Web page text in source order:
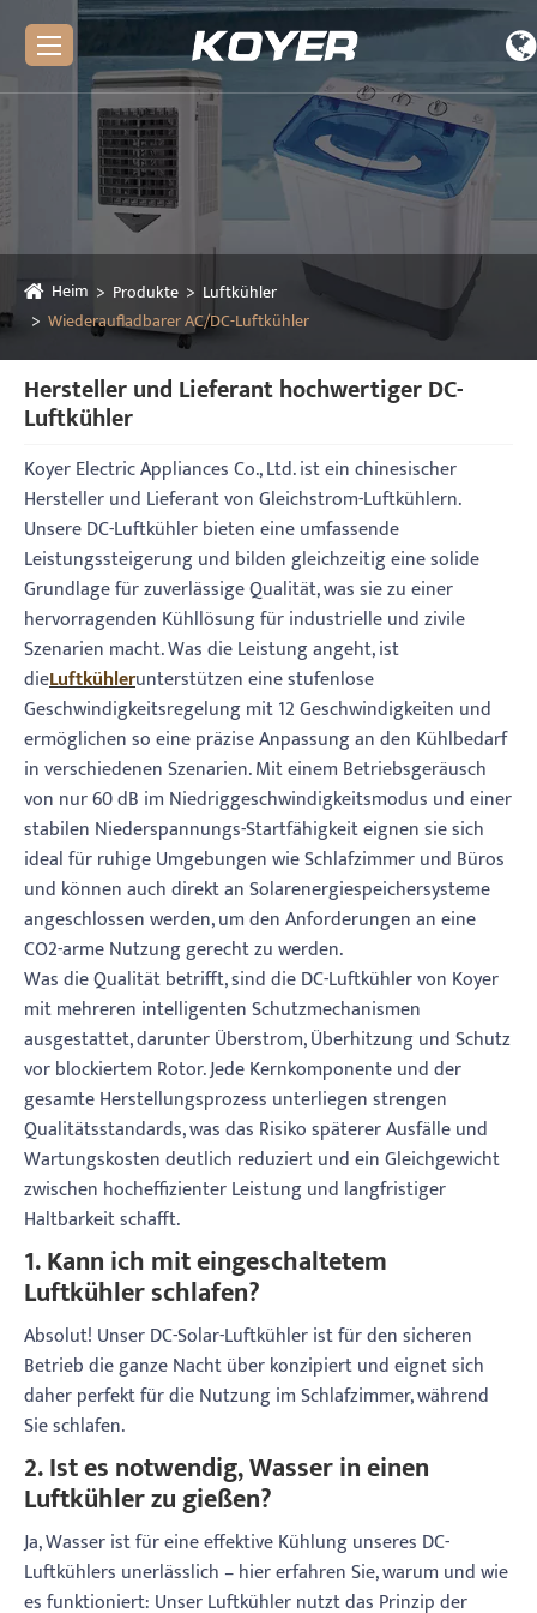
Heim Produkte
Luftkühler
Wiederaufladbarer AC/DC-Luftkühler
Hersteller und Lieferant hochwertiger DC-
Luftkühler
Koyer Electric Appliances Co., Ltd. ist ein chinesischer
Hersteller und Lieferant von Gleichstrom-Luftkühlern.
Unsere DC-Luftkühler bieten eine umfassende
Leistungssteigerung und bilden gleichzeitig eine solide
Grundlage für zuverlässige Qualität, was sie zu einer
hervorragenden Kühllösung für industrielle und zivile
Szenarien macht. Was die Leistung angeht, ist
dieLuftkühlerunterstützen eine stufenlose
Geschwindigkeitsregelung mit 12 Geschwindigkeiten und
ermöglichen so eine präzise Anpassung an den Kühlbedarf
in verschiedenen Szenarien. Mit einem Betriebsgeräusch
von nur 60 dB im Niedriggeschwindigkeitsmodus und einer
stabilen Niederspannungs-Startfähigkeit eignen sie sich
ideal für ruhige Umgebungen wie Schlafzimmer und Büros
und können auch direkt an Solarenergiespeichersysteme
angeschlossen werden, um den Anforderungen an eine
CO2-arme Nutzung gerecht zu werden.
Was die Qualität betrifft, sind die DC-Luftkühler von Koyer
mit mehreren intelligenten Schutzmechanismen
ausgestattet, darunter Überstrom, Überhitzung und Schutz
vor blockiertem Rotor. Jede Kernkomponente und der
gesamte Herstellungsprozess unterliegen strengen
Qualitätsstandards, was das Risiko späterer Ausfälle und
Wartungskosten deutlich reduziert und ein Gleichgewicht
zwischen hocheffizienter Leistung und langfristiger
Haltbarkeit schafft.
1. Kann ich mit eingeschaltetem
Luftkühler schlafen?
Absolut! Unser DC-Solar-Luftkühler ist für den sicheren
Betrieb die ganze Nacht über konzipiert und eignet sich
daher perfekt für die Nutzung im Schlafzimmer, während
Sie schlafen.
2. Ist es notwendig, Wasser in einen
Luftkühler zu gießen?
Ja, Wasser ist für eine effektive Kühlung unseres DC-
Luftkühlers unerlässlich – hier erfahren Sie, warum und wie
es funktioniert: Unser Luftkühler nutzt das Prinzip der